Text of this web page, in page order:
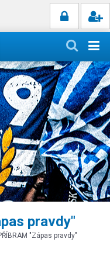
pravdy"
"Zápas pravdy"